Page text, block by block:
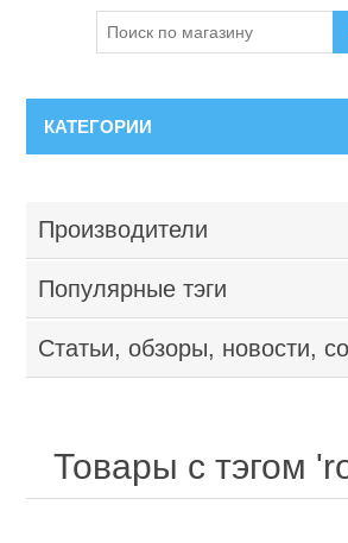
КАТЕГОРИИ
Производители
Популярные тэги
Статьи, обзоры, новости,
Товары с тэгом